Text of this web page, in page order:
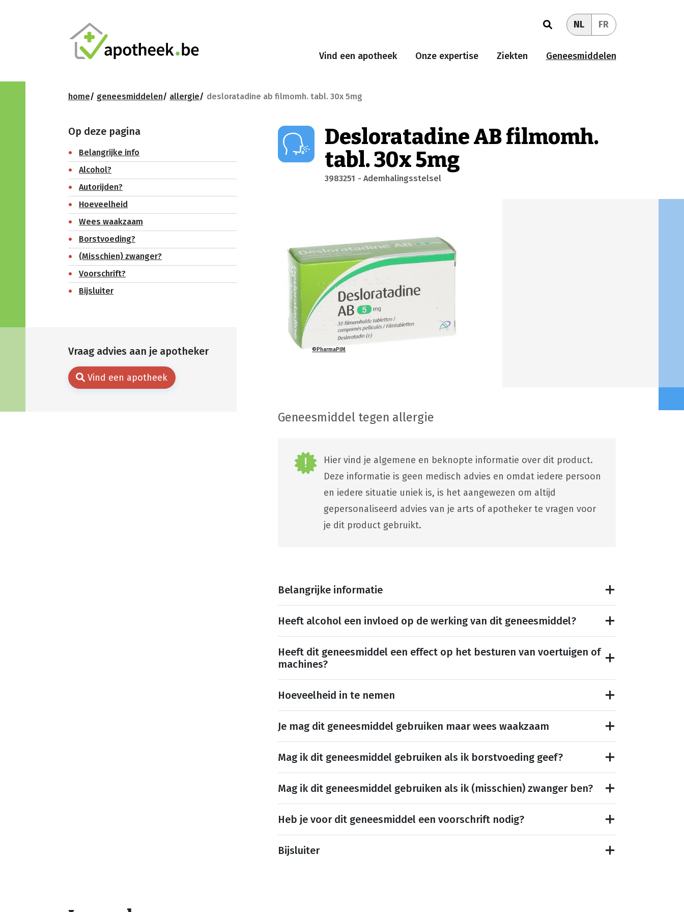
NL FR
Vind een apotheek Onze expertise Ziekten Geneesmiddelen
home geneesmiddelen allergie desloratadine ab filmomh. tabl. 30x 5mg
Vraag advies aan je apotheker
Vind een apotheek
Op deze pagina
Belangrijke info
Alcohol?
Autorijden?
Hoeveelheid
Wees waakzaam
Borstvoeding?
(Misschien) zwanger?
Voorschrift?
Bijsluiter
Desloratadine AB filmomh.
tabl. 30x 5mg
3983251 - Ademhalingsstelsel
©PharmaPIM
Geneesmiddel tegen allergie
Hier vind je algemene en beknopte informatie over dit product.
Deze informatie is geen medisch advies en omdat iedere persoon
en iedere situatie uniek is, is het aangewezen om altijd
gepersonaliseerd advies van je arts of apotheker te vragen voor
je dit product gebruikt.
Belangrijke informatie
Heeft alcohol een invloed op de werking van dit geneesmiddel?
Heeft dit geneesmiddel een effect op het besturen van voertuigen of
machines?
Hoeveelheid in te nemen
Je mag dit geneesmiddel gebruiken maar wees waakzaam
Mag ik dit geneesmiddel gebruiken als ik borstvoeding geef?
Mag ik dit geneesmiddel gebruiken als ik (misschien) zwanger ben?
Heb je voor dit geneesmiddel een voorschrift nodig?
Bijsluiter